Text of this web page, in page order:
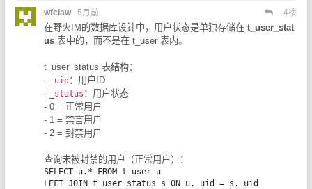
wfclaw 5月前 4楼
在野火IM的数据库设计中，用户状态是单独存储在 t_user_stat
us表中的，而不是在 t_user 表内。
t_user_status 表结构：
-
_uid：用户ID
-
_status ：用户状态
- 0 = 正常用户
- 1 = 禁言用户
- 2 = 封禁用户
查询未被封禁的用户（正常用户）：
SELECT u.* FROM t_user u
LEFT JOIN t_user_status s ON u._uid = s._uid